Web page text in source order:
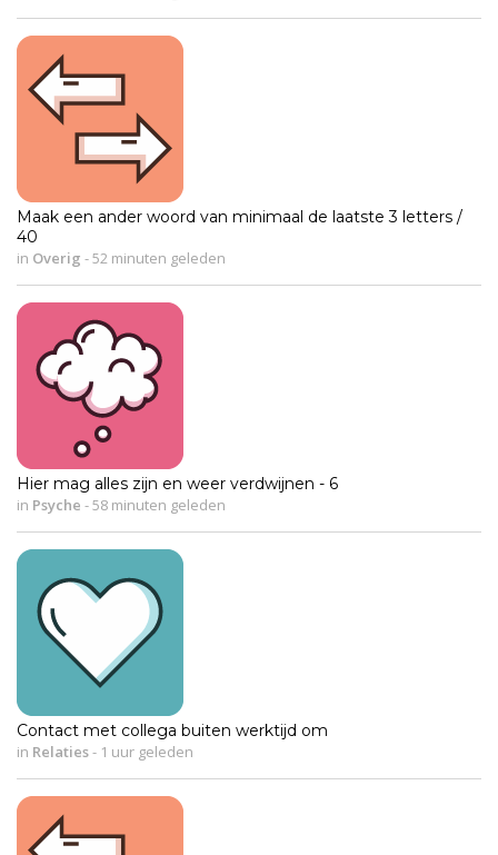
Maak een ander woord van minimaal de laatste 3 letters /
40
in Overig -52 minuten geleden
Hier mag alles zijn en weer verdwijnen - 6
in Psyche -58 minuten geleden
Contact met collega buiten werktijd om
in Relaties- 1 uur geleden